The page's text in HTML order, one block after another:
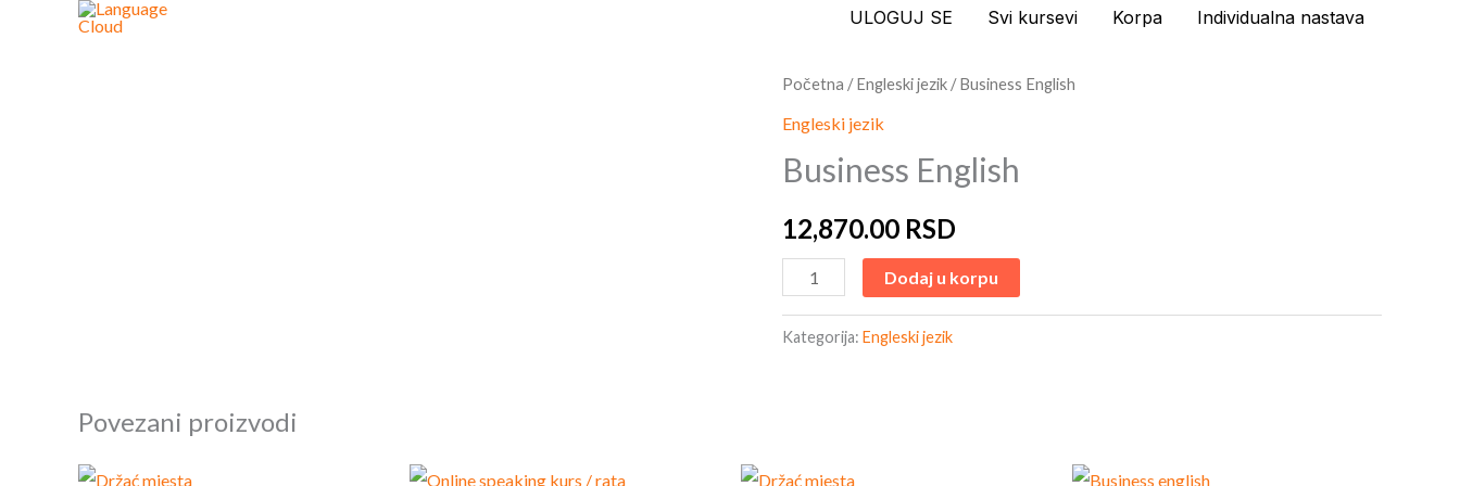
ULOGUJ SE Svi kursevi Korpa Individualna nastava
Početna /Engleski jezik / Business English
Engleski jezik
Business English
12,870.00 RSD
Business
English
Dodaj u korpu
Kategorija: Engleski jezik
Povezani proizvodi